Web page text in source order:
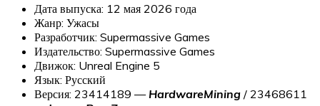
Дата выпуска: 12 мая 2026 года
Жанр: Ужасы
Разработчик: Supermassive Games
Издательство: Supermassive Games
Движок: Unreal Engine 5
Язык: Русский
Версия: 23414189 — HardwareMining / 23468611